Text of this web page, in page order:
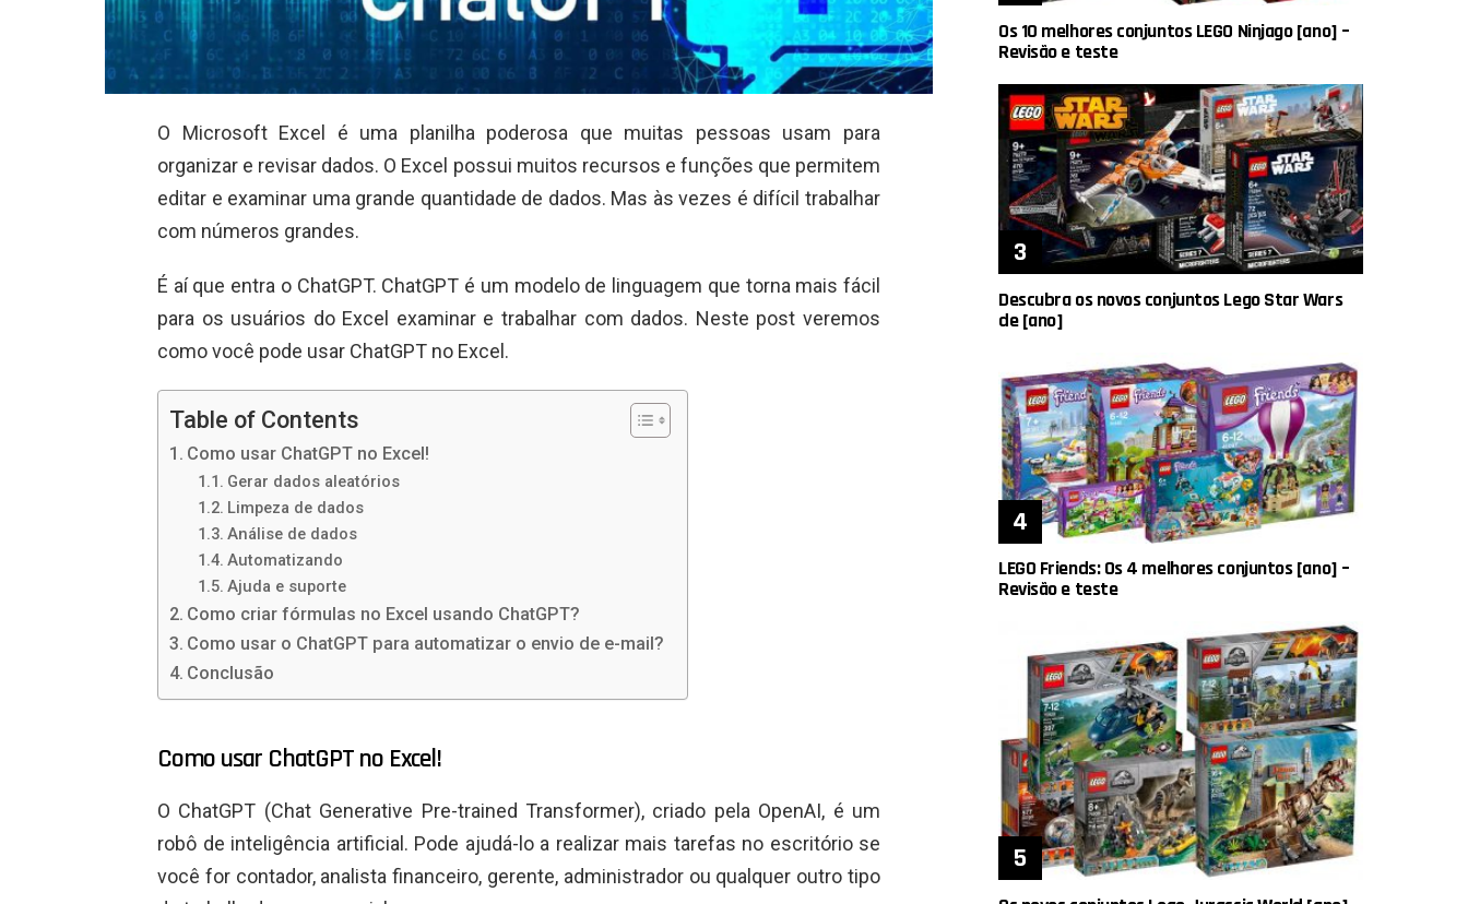
O Microsoft Excel é uma planilha poderosa que muitas pessoas usam para
organizar e revisar dados. O Excel possui muitos recursos e funções que permitem
editar e examinar uma grande quantidade de dados. Mas às vezes é difícil trabalhar
com números grandes.
É aí que entra o ChatGPT. ChatGPT é um modelo de linguagem que torna mais fácil
para os usuários do Excel examinar e trabalhar com dados. Neste post veremos
como você pode usar ChatGPT no Excel.
Table of Contents
Como usar ChatGPT no Excel!
Gerar dados aleatórios
Limpeza de dados
Análise de dados
Automatizando
Ajuda e suporte
Como criar fórmulas no Excel usando ChatGPT?
Como usar o ChatGPT para automatizar o envio de e-mail?
Conclusão
Como usar ChatGPT no Excel!
O ChatGPT (Chat Generative Pre-trained Transformer), criado pela OpenAI, é um
robô de inteligência artificial. Pode ajudá-lo a realizar mais tarefas no escritório se
você for contador, analista financeiro, gerente, administrador ou qualquer outro tipo
Os 10 melhores conjuntos LEGO Ninjago [ano] –
Revisão e teste
Descubra os novos conjuntos Lego Star Wars
de [ano]
LEGO Friends: Os 4 melhores conjuntos [ano] –
Revisão e teste